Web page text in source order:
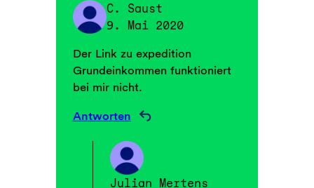
C. Saust
9. Mai 2020
Der Link zu expedition
Grundeinkommen funktioniert
bei mir nicht.
Antworten
Julian Mertens